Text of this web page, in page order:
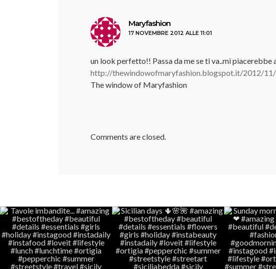
Maryfashion
detto:
17 NOVEMBRE 2012 ALLE 11:01
un look perfetto!! Passa da me se ti va..mi piacerebbe
http://thewindowofmaryfashion.blogspot.it/2012/
The window of Maryfashion
Comments are closed.